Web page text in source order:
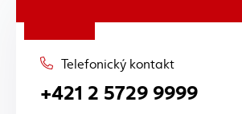
Telefonický kontakt
+421 2 5729 9999